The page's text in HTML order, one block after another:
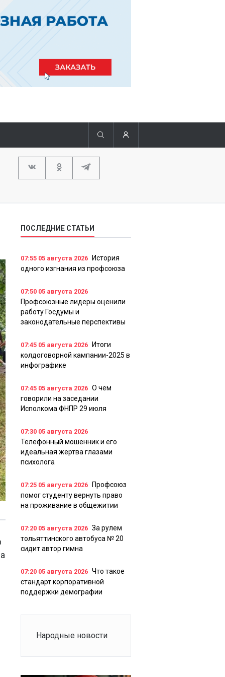
ПОСЛЕДНИЕ СТАТЬИ
07:55 05 августа 2026
История
одного изгнания из профсоюза
07:50 05 августа 2026
Профсоюзные лидеры оценили
работу Госдумы и
законодательные перспективы
07:45 05 августа 2026
Итоги
колдоговорной кампании-2025 в
инфографике
07:45 05 августа 2026 О чем
говорили на заседании
Исполкома ФНПР 29 июля
07:30 05 августа 2026
Телефонный мошенник и его
идеальная жертва глазами
психолога
07:25 05 августа 2026
Профсоюз
помог студенту вернуть право
на проживание в общежитии
07:20 05 августа 2026 За рулем
тольяттинского автобуса № 20
сидит автор гимна
07:20 05 августа 2026 Что такое
стандарт корпоративной
поддержки демографии
Народные новости